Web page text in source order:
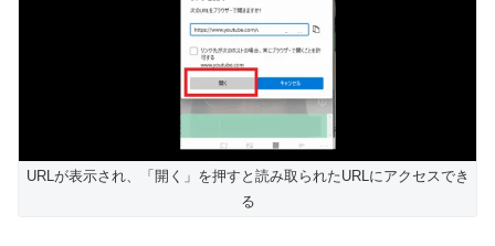
URLが表示され、「開く」を押すと読み取られたURLにアクセスでき
る